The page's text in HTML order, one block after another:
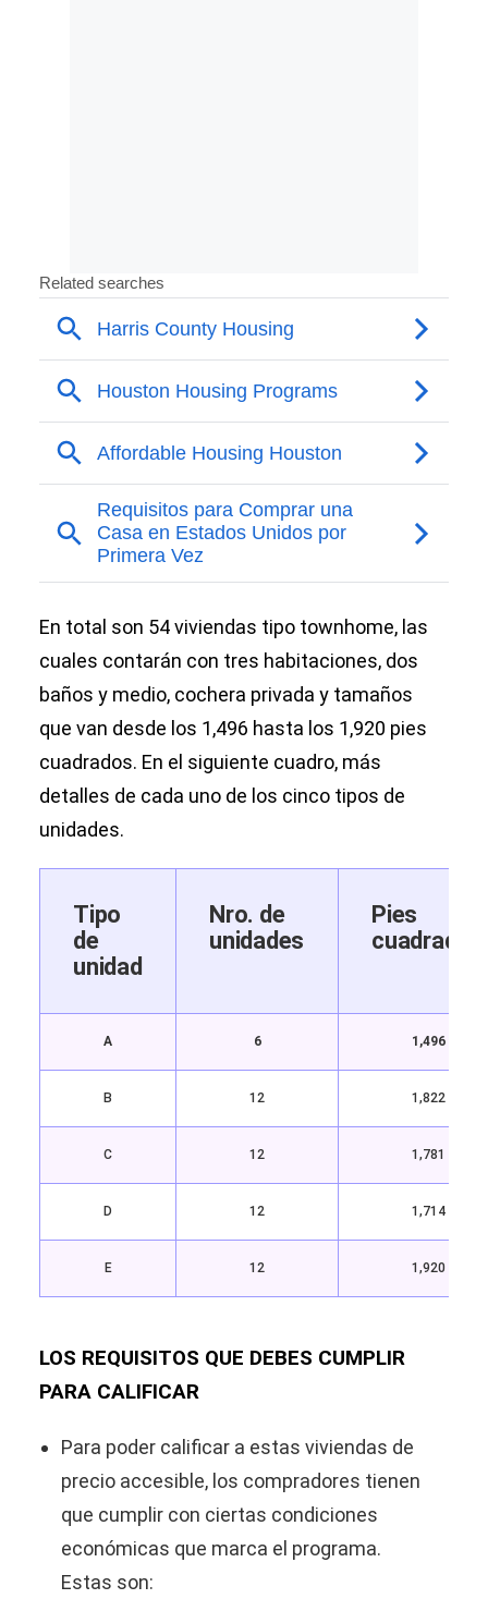
En total son 54 viviendas tipo townhome, las
cuales contarán con tres habitaciones, dos
baños y medio, cochera privada y tamaños
que van desde los 1,496 hasta los 1,920 pies
cuadrados. En el siguiente cuadro, más
detalles de cada uno de los cinco tipos de
unidades.
Tipo
de
unidad
Nro. de
unidades
Pies
cuadrados
A 6 1,496
B 12 1,822
C 12 1,781
D 12 1,714
E 12 1,920
LOS REQUISITOS QUE DEBES CUMPLIR
PARA CALIFICAR
Para poder calificar a estas viviendas de
precio accesible, los compradores tienen
que cumplir con ciertas condiciones
económicas que marca el programa.
Estas son: